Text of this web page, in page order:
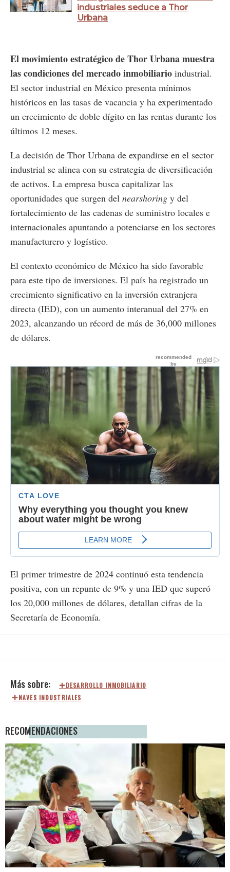
industriales seduce a Thor
Urbana
El movimiento estratégico de Thor Urbana muestra
las condiciones del mercado inmobiliario industrial.
El sector industrial en México presenta mínimos
históricos en las tasas de vacancia y ha experimentado
un crecimiento de doble dígito en las rentas durante los
últimos 12 meses.
La decisión de Thor Urbana de expandirse en el sector
industrial se alinea con su estrategia de diversificación
de activos. La empresa busca capitalizar las
oportunidades que surgen del nearshoring y del
fortalecimiento de las cadenas de suministro locales e
internacionales apuntando a potenciarse en los sectores
manufacturero y logístico.
El contexto económico de México ha sido favorable
para este tipo de inversiones. El país ha registrado un
crecimiento significativo en la inversión extranjera
directa (IED), con un aumento interanual del 27% en
2023, alcanzando un récord de más de 36,000 millones
de dólares.
El primer trimestre de 2024 continuó esta tendencia
positiva, con un repunte de 9% y una IED que superó
los 20,000 millones de dólares, detallan cifras de la
Secretaría de Economía.
DESARROLLO INMOBILIARIO
NAVES INDUSTRIALES
RECOMENDACIONES